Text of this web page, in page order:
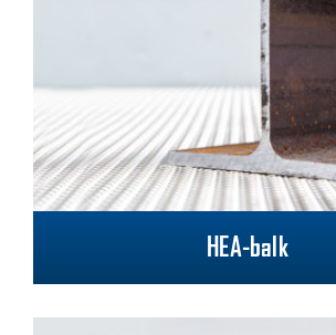
HEA-balk